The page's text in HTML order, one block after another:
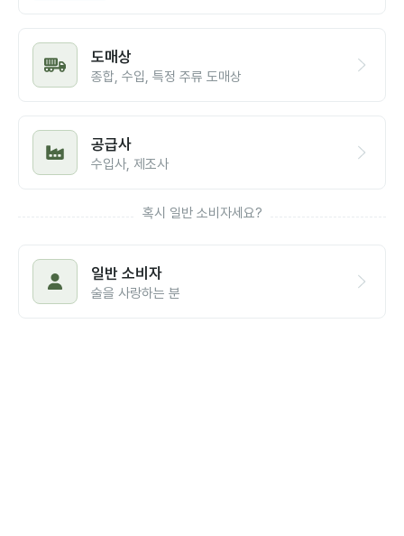
도매상
종합, 수입, 특정 주류 도매상
공급사
수입사, 제조사
혹시 일반 소비자세요?
일반 소비자
술을 사랑하는 분